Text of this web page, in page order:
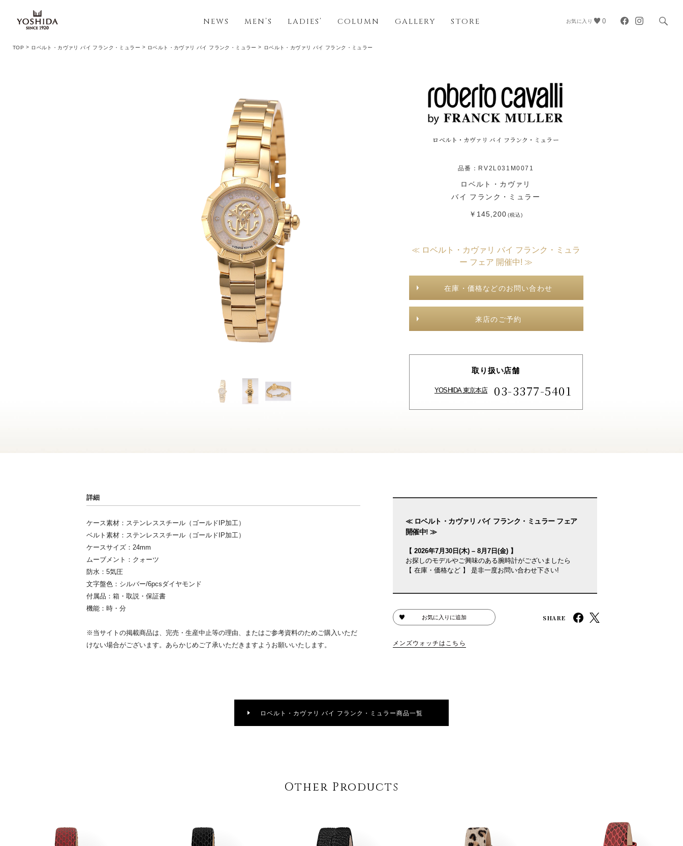
NEWS MEN’S LADIES’ COLUMN GALLERY STORE お気に入り 0
ロベルト・カヴァリ バイ フランク・ミュラー
品番：RV2L031M0071
ロベルト・カヴァリ
バイ フランク・ミュラー
￥145,200(税込)
≪ ロベルト・カヴァリ バイ フランク・ミュラ
ー フェア 開催中! ≫
在庫・価格などのお問い合わせ
来店のご予約
取り扱い店舗
YOSHIDA 東京本店 03-3377-5401
TOP ロベルト・カヴァリ バイ フランク・ミュラー ロベルト・カヴァリ バイ フランク・ミュラー ロベルト・カヴァリ バイ フランク・ミュラー
詳細
ケース素材：ステンレススチール（ゴールドIP加工）
ベルト素材：ステンレススチール（ゴールドIP加工）
ケースサイズ：24mm
ムーブメント：クォーツ
防水：5気圧
文字盤色：シルバー/6pcsダイヤモンド
付属品：箱・取説・保証書
機能：時・分
※当サイトの掲載商品は、完売・生産中止等の理由、またはご参考資料のためご購入いただ
けない場合がございます。あらかじめご了承いただきますようお願いいたします。
≪ ロベルト・カヴァリ バイ フランク・ミュラー フェア
開催中! ≫
【 2026年7月30日(木) – 8月7日(金) 】
お探しのモデルやご興味のある腕時計がございましたら
【 在庫・価格など 】 是非一度お問い合わせ下さい!
お気に入りに追加 SHARE
メンズウォッチはこちら
ロベルト・カヴァリ バイ フランク・ミュラー商品一覧
Other Products